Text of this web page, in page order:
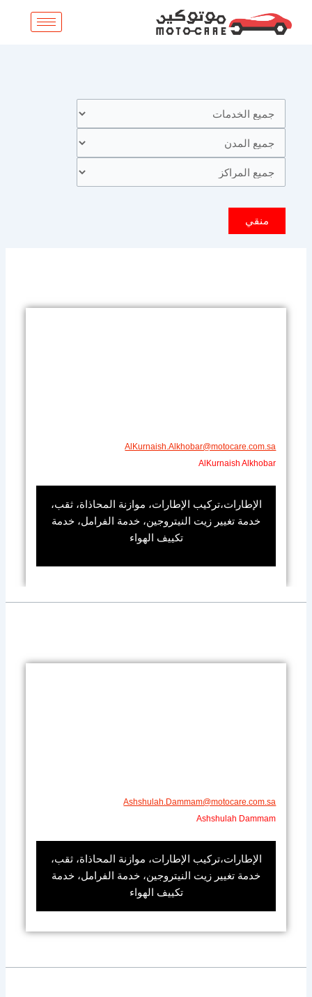
AlKurnaish.Alkhobar@motocare.com.sa​
AlKurnaish Alkhobar
الإطارات،تركيب الإطارات، موازنة المحاذاة، ثقب،
خدمة تغيير زيت النيتروجين، خدمة الفرامل، خدمة
تكييف الهواء
Ashshulah.Dammam@motocare.com.sa​
Ashshulah Dammam
الإطارات،تركيب الإطارات، موازنة المحاذاة، ثقب،
خدمة تغيير زيت النيتروجين، خدمة الفرامل، خدمة
تكييف الهواء